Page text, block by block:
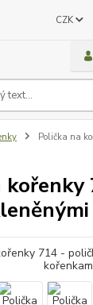
CZK
Polička na